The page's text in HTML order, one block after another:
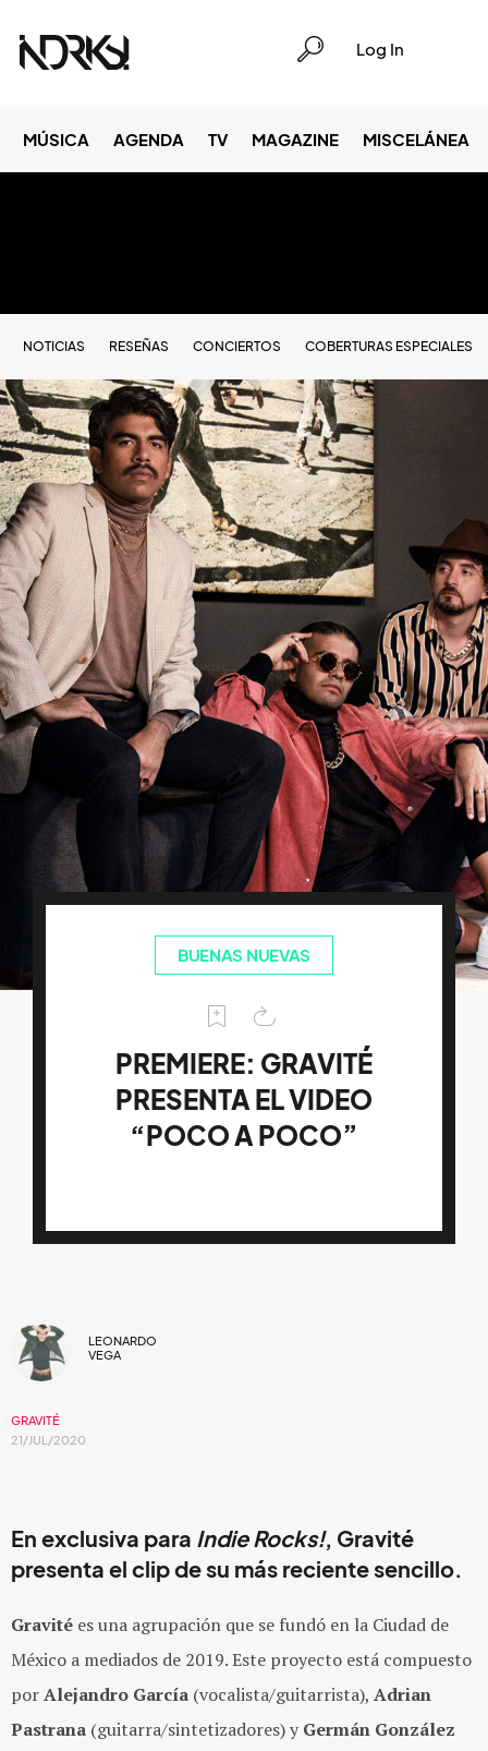
Log In
MÚSICA AGENDA TV MAGAZINE MISCELÁNEA
NOTICIAS RESEÑAS CONCIERTOS COBERTURAS ESPECIALES
BUENAS NUEVAS
PREMIERE: GRAVITÉ
PRESENTA EL VIDEO
“POCO A POCO”
LEONARDO
VEGA
GRAVITÉ
21/JUL/2020
En exclusiva para Indie Rocks!, Gravité
presenta el clip de su más reciente sencillo.
Gravité es una agrupación que se fundó en la Ciudad de
México a mediados de 2019. Este proyecto está compuesto
porAlejandro García (vocalista/guitarrista), Adrian
Pastrana (guitarra/sintetizadores) y Germán González